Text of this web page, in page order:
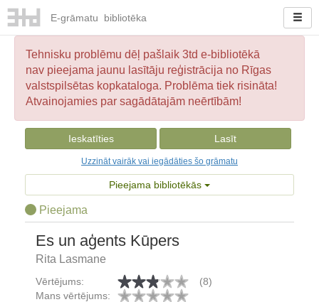
E-grāmatu bibliotēka
Tehnisku problēmu dēļ pašlaik 3td e-bibliotēkā
nav pieejama jaunu lasītāju reģistrācija no Rīgas
valstspilsētas kopkataloga. Problēma tiek risināta!
Atvainojamies par sagādātajām neērtībām!
Ieskatīties Lasīt
Uzzināt vairāk vai iegādāties šo grāmatu
Pieejama bibliotēkās
Pieejama
Es un aģents Kūpers
Rita Lasmane
Vērtējums:
(8)
Mans vērtējums: